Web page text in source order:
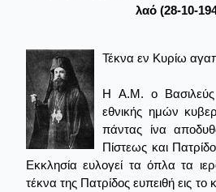
λαό (28-10-
Τέκνα εν Κυρίω
Η Α.Μ. ο Βασιλεύς
εθνικής ημών
πάντας ίνα
Πίστεως και
Εκκλησία ευλογεί τα όπλα τα
τέκνα της Πατρίδος ευπειθή εις το